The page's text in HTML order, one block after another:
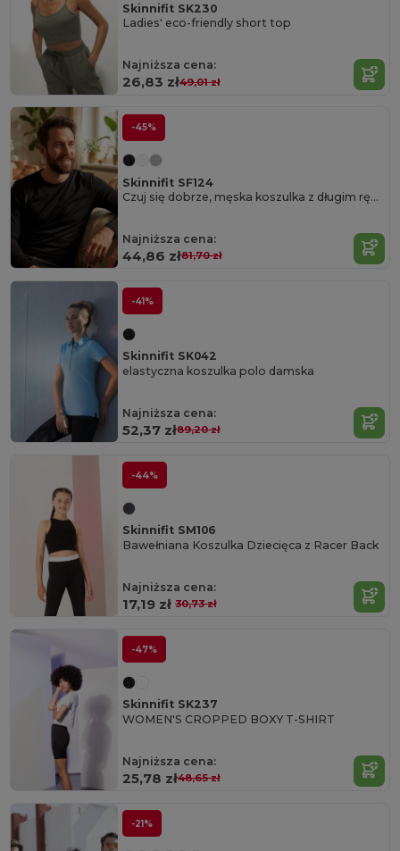
Skinnifit SK230
Ladies' eco-friendly short top
Najniższa cena:
26,83 zł49,01 zł
-45%
Skinnifit SF124
Czuj się dobrze, męska koszulka z długim rękawem
Najniższa cena:
44,86 zł81,70 zł
-41%
Skinnifit SK042
elastyczna koszulka polo damska
Najniższa cena:
52,37 zł89,20 zł
-44%
Skinnifit SM106
Bawełniana Koszulka Dziecięca z Racer Back
Najniższa cena:
17,19 zł 30,73 zł
-47%
Skinnifit SK237
WOMEN'S CROPPED BOXY T-SHIRT
Najniższa cena:
25,78 zł48,65 zł
-21%